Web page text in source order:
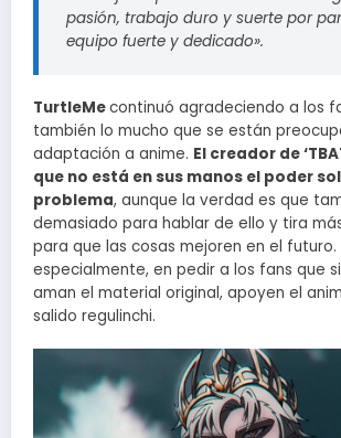
pasión, trabajo duro y suerte por
equipo fuerte y dedicado».
TurtleMecontinuó agradeciendo a los
también lo mucho que se están
adaptación a anime. El creador de
que no está en sus manos el poder
problema, aunque la verdad es que
demasiado para hablar de ello y tira
para que las cosas mejoren en el futuro.
especialmente, en pedir a los fans que
aman el material original, apoyen el
salido regulinchi.